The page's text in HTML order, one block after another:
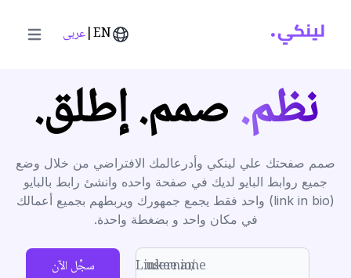
EN عربى menu
نظم.صمم.إطلق.
صمم صفحتك علي لينكي وأدرعالمك الافتراضي من خلال وضع
جميع روابط البايو لديك في صفحة واحده وانشئ رابط بالبايو
(link in bio) واحد فقط يجمع جمهورك ويربطهم بجميع أعمالك
في مكان واحد و بضغطة واحدة.
Linkee.io/ سجِّل الآن